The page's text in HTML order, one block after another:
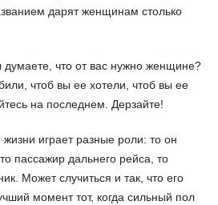
дарят женщинам столько
что от вас нужно женщине?
чтоб вы ее хотели, чтоб вы ее
на последнем. Дерзайте!
играет разные роли: то он
пассажир дальнего рейса, то
Может случиться и так, что его
момент тот, когда сильный пол